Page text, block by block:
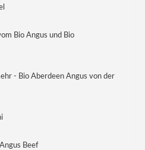
Bio Angus und Bio
- Bio Aberdeen Angus von der
Beef